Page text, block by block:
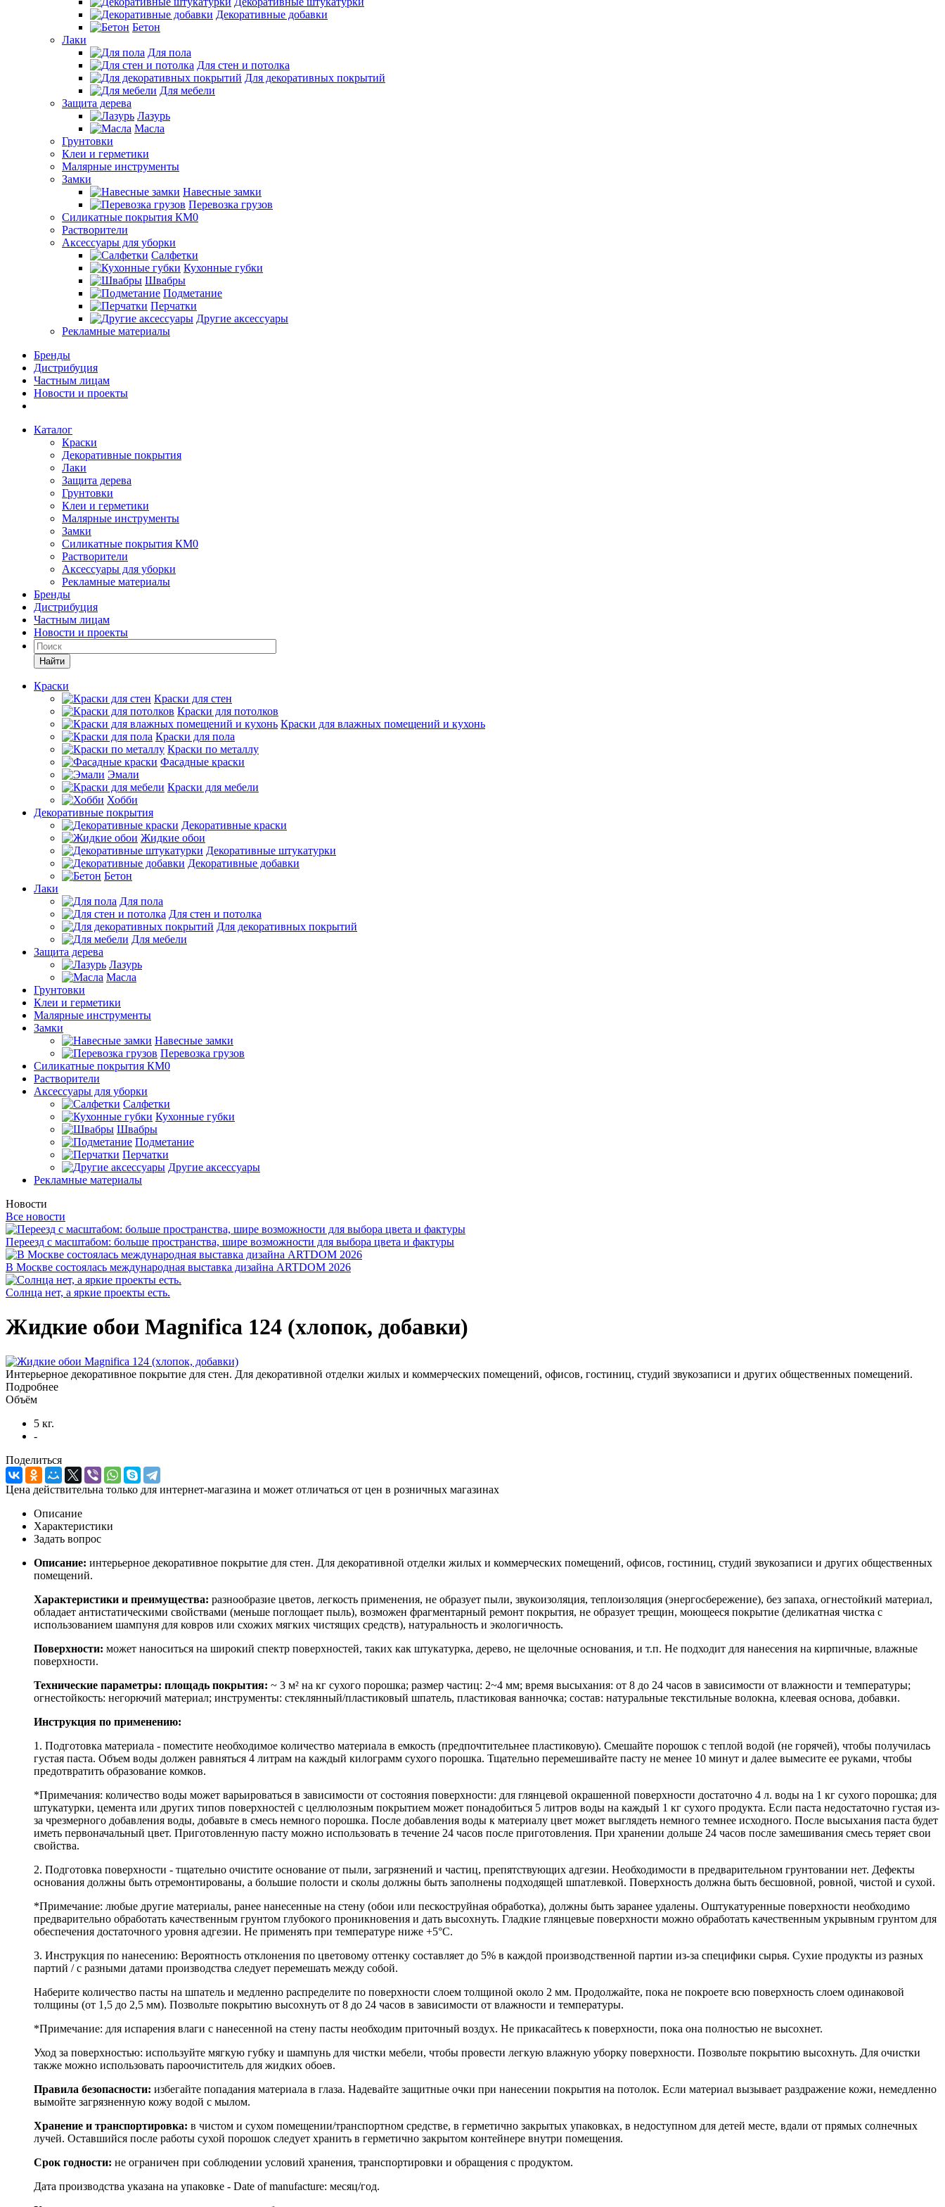
Декоративные добавки
Бетон
Лаки
Для пола
Для стен и потолка
Для декоративных покрытий
Для мебели
Защита дерева
Лазурь
Масла
Грунтовки
Клеи и герметики
Малярные инструменты
Замки
Навесные замки
Перевозка грузов
Силикатные покрытия КМ0
Растворители
Аксессуары для уборки
Салфетки
Кухонные губки
Швабры
Подметание
Перчатки
Другие аксессуары
Рекламные материалы
Бренды
Дистрибуция
Частным лицам
Новости и проекты
Каталог
Краски
Декоративные покрытия
Лаки
Защита дерева
Грунтовки
Клеи и герметики
Малярные инструменты
Замки
Силикатные покрытия КМ0
Растворители
Аксессуары для уборки
Рекламные материалы
Бренды
Дистрибуция
Частным лицам
Новости и проекты
Найти
Краски
Краски для стен
Краски для потолков
Краски для влажных помещений и кухонь
Краски для пола
Краски по металлу
Фасадные краски
Эмали
Краски для мебели
Хобби
Декоративные покрытия
Декоративные краски
Жидкие обои
Декоративные штукатурки
Декоративные добавки
Бетон
Лаки
Для пола
Для стен и потолка
Для декоративных покрытий
Для мебели
Защита дерева
Лазурь
Масла
Грунтовки
Клеи и герметики
Малярные инструменты
Замки
Навесные замки
Перевозка грузов
Силикатные покрытия КМ0
Растворители
Аксессуары для уборки
Салфетки
Кухонные губки
Швабры
Подметание
Перчатки
Другие аксессуары
Рекламные материалы
Новости
Все новости
Переезд с масштабом: больше пространства, шире возможности для выбора цвета и фактуры
В Москве состоялась международная выставка дизайна ARTDOM 2026
Солнца нет, а яркие проекты есть.
Жидкие обои Magnifica 124 (хлопок, добавки)
Интерьерное декоративное покрытие для стен. Для декоративной отделки жилых и коммерческих помещений, офисов, гостиниц, студий звукозаписи и других общественных помещений.
Подробнее
Объём
5 кг.
-
Поделиться
Цена действительна только для интернет-магазина и может отличаться от цен в розничных магазинах
Описание
Характеристики
Задать вопрос
Описание: интерьерное декоративное покрытие для стен. Для декоративной отделки жилых и коммерческих помещений, офисов, гостиниц, студий звукозаписи и других общественных
помещений.
Характеристики и преимущества: разнообразие цветов, легкость применения, не образует пыли, звукоизоляция, теплоизоляция (энергосбережение), без запаха, огнестойкий материал,
обладает антистатическими свойствами (меньше поглощает пыль), возможен фрагментарный ремонт покрытия, не образует трещин, моющееся покрытие (деликатная чистка с
использованием шампуня для ковров или схожих мягких чистящих средств), натуральность и экологичность.
Поверхности: может наноситься на широкий спектр поверхностей, таких как штукатурка, дерево, не щелочные основания, и т.п. Не подходит для нанесения на кирпичные, влажные
поверхности.
Технические параметры: площадь покрытия: ~ 3 м² на кг сухого порошка; размер частиц: 2~4 мм; время высыхания: от 8 до 24 часов в зависимости от влажности и температуры;
огнестойкость: негорючий материал; инструменты: стеклянный/пластиковый шпатель, пластиковая ванночка; состав: натуральные текстильные волокна, клеевая основа, добавки.
Инструкция по применению:
1. Подготовка материала - поместите необходимое количество материала в емкость (предпочтительнее пластиковую). Смешайте порошок с теплой водой (не горячей), чтобы получилась
густая паста. Объем воды должен равняться 4 литрам на каждый килограмм сухого порошка. Тщательно перемешивайте пасту не менее 10 минут и далее вымесите ее руками, чтобы
предотвратить образование комков.
*Примечания: количество воды может варьироваться в зависимости от состояния поверхности: для глянцевой окрашенной поверхности достаточно 4 л. воды на 1 кг сухого порошка; для
штукатурки, цемента или других типов поверхностей с целлюлозным покрытием может понадобиться 5 литров воды на каждый 1 кг сухого продукта. Если паста недостаточно густая из-
за чрезмерного добавления воды, добавьте в смесь немного порошка. После добавления воды к материалу цвет может выглядеть немного темнее исходного. После высыхания паста будет
иметь первоначальный цвет. Приготовленную пасту можно использовать в течение 24 часов после приготовления. При хранении дольше 24 часов после замешивания смесь теряет свои
свойства.
2. Подготовка поверхности - тщательно очистите основание от пыли, загрязнений и частиц, препятствующих адгезии. Необходимости в предварительном грунтовании нет. Дефекты
основания должны быть отремонтированы, а большие полости и сколы должны быть заполнены подходящей шпатлевкой. Поверхность должна быть бесшовной, ровной, чистой и сухой.
*Примечание: любые другие материалы, ранее нанесенные на стену (обои или пескоструйная обработка), должны быть заранее удалены. Оштукатуренные поверхности необходимо
предварительно обработать качественным грунтом глубокого проникновения и дать высохнуть. Гладкие глянцевые поверхности можно обработать качественным укрывным грунтом для
обеспечения достаточного уровня адгезии. Не применять при температуре ниже +5°С.
3. Инструкция по нанесению: Вероятность отклонения по цветовому оттенку составляет до 5% в каждой производственной партии из-за специфики сырья. Сухие продукты из разных
партий / с разными датами производства следует перемешать между собой.
Наберите количество пасты на шпатель и медленно распределите по поверхности слоем толщиной около 2 мм. Продолжайте, пока не покроете всю поверхность слоем одинаковой
толщины (от 1,5 до 2,5 мм). Позвольте покрытию высохнуть от 8 до 24 часов в зависимости от влажности и температуры.
*Примечание: для испарения влаги с нанесенной на стену пасты необходим приточный воздух. Не прикасайтесь к поверхности, пока она полностью не высохнет.
Уход за поверхностью: используйте мягкую губку и шампунь для чистки мебели, чтобы провести легкую влажную уборку поверхности. Позвольте покрытию высохнуть. Для очистки
также можно использовать пароочиститель для жидких обоев.
Правила безопасности: избегайте попадания материала в глаза. Надевайте защитные очки при нанесении покрытия на потолок. Если материал вызывает раздражение кожи, немедленно
вымойте загрязненную кожу водой с мылом.
Хранение и транспортировка: в чистом и сухом помещении/транспортном средстве, в герметично закрытых упаковках, в недоступном для детей месте, вдали от прямых солнечных
лучей. Оставшийся после работы сухой порошок следует хранить в герметично закрытом контейнере внутри помещения.
Срок годности: не ограничен при соблюдении условий хранения, транспортировки и обращения с продуктом.
Дата производства указана на упаковке - Date of manufacture: месяц/год.